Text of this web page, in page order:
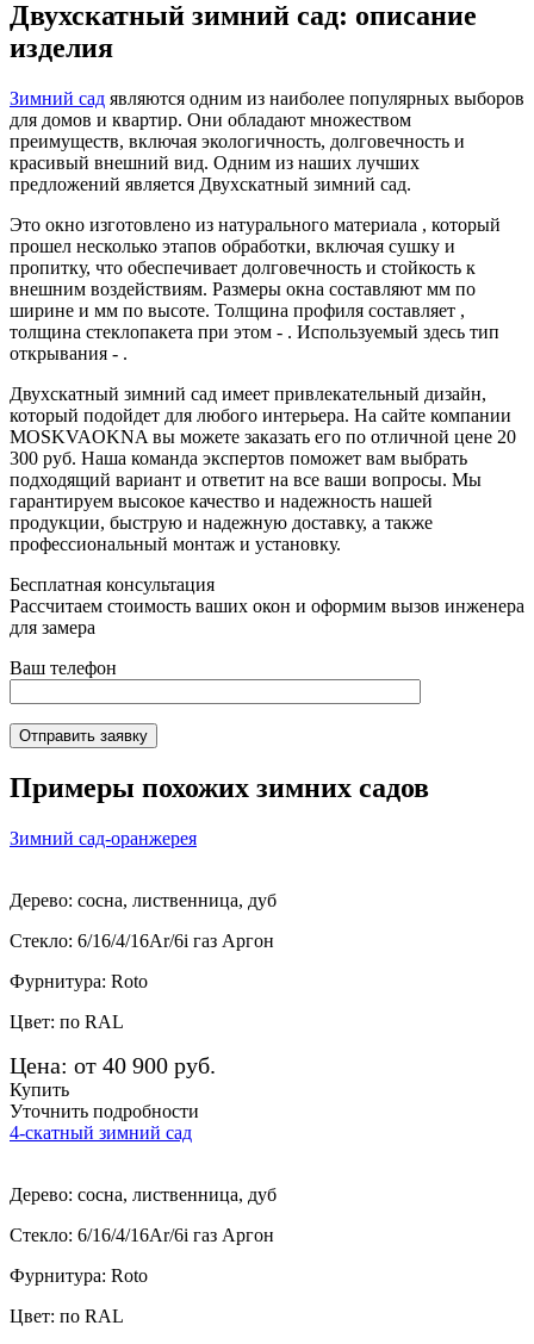
Двухскатный зимний сад: описание
изделия
Зимний сад являются одним из наиболее популярных выборов
для домов и квартир. Они обладают множеством
преимуществ, включая экологичность, долговечность и
красивый внешний вид. Одним из наших лучших
предложений является Двухскатный зимний сад.
Это окно изготовлено из натурального материала , который
прошел несколько этапов обработки, включая сушку и
пропитку, что обеспечивает долговечность и стойкость к
внешним воздействиям. Размеры окна составляют мм по
ширине и мм по высоте. Толщина профиля составляет ,
толщина стеклопакета при этом - . Используемый здесь тип
открывания - .
Двухскатный зимний сад имеет привлекательный дизайн,
который подойдет для любого интерьера. На сайте компании
MOSKVAOKNA вы можете заказать его по отличной цене 20
300 руб. Наша команда экспертов поможет вам выбрать
подходящий вариант и ответит на все ваши вопросы. Мы
гарантируем высокое качество и надежность нашей
продукции, быструю и надежную доставку, а также
профессиональный монтаж и установку.
Бесплатная консультация
Рассчитаем стоимость ваших окон и оформим вызов инженера
для замера
Ваш телефон
Отправить заявку
Примеры похожих зимних садов
Зимний сад-оранжерея
Дерево: сосна, лиственница, дуб
Стекло: 6/16/4/16Ar/6i газ Аргон
Фурнитура: Roto
Цвет: по RAL
Цена: от 40 900 руб.
Купить
Уточнить подробности
4-скатный зимний сад
Дерево: сосна, лиственница, дуб
Стекло: 6/16/4/16Ar/6i газ Аргон
Фурнитура: Roto
Цвет: по RAL